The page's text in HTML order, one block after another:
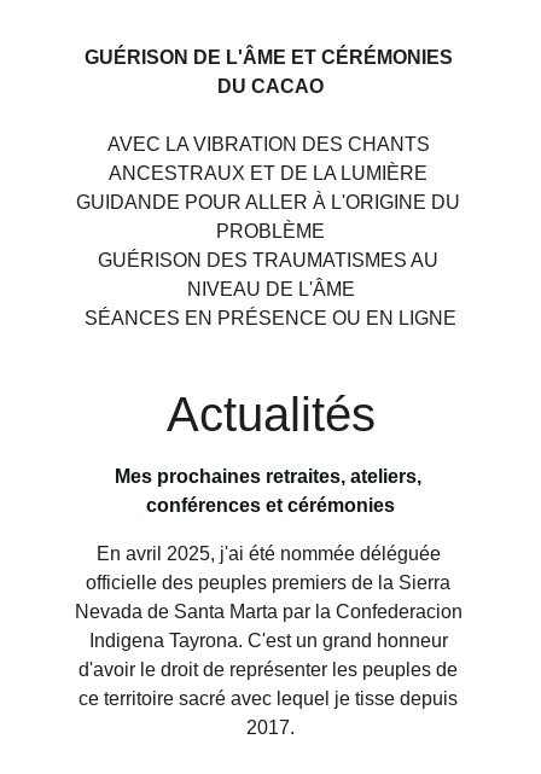
GUÉRISON DE L'ÂME ET CÉRÉMONIES
DU CACAO
AVEC LA VIBRATION DES CHANTS
ANCESTRAUX ET DE LA LUMIÈRE
GUIDANDE POUR ALLER À L'ORIGINE DU
PROBLÈME
GUÉRISON DES TRAUMATISMES AU
NIVEAU DE L'ÂME
SÉANCES EN PRÉSENCE OU EN LIGNE
Actualités
Transformative experiences through ancestral
wisdom and sacred rituals.
Mes prochaines retraites, ateliers,
conférences et cérémonies
En avril 2025, j'ai été nommée déléguée
officielle des peuples premiers de la Sierra
Nevada de Santa Marta par la Confederacion
Indigena Tayrona. C'est un grand honneur
d'avoir le droit de représenter les peuples de
ce territoire sacré avec lequel je tisse depuis
2017.